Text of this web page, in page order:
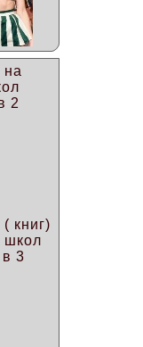
на
2
книг)
школ
3